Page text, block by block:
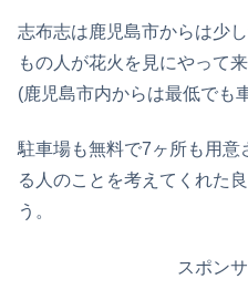
志布志は鹿児島市からは少
もの人が花火を見にやって
(鹿児島市内からは最低でも
駐車場も無料で7ヶ所も用
る人のことを考えてくれた
う。
スポン